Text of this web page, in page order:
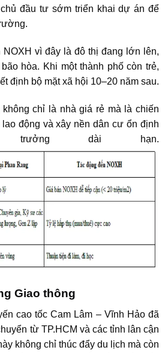
đầu tư sớm triển khai dự án để
NOXH vì đây là đô thị đang lớn lên,
hòa. Khi một thành phố còn trẻ,
định bộ mặt xã hội 10–20 năm sau.
chỉ là nhà giá rẻ mà là chiến
động và xây nền dân cư ổn định
dài hạn.
Giao thông
cao tốc Cam Lâm – Vĩnh Hảo đã
từ TP.HCM và các tỉnh lân cận
không chỉ thúc đẩy du lịch mà còn